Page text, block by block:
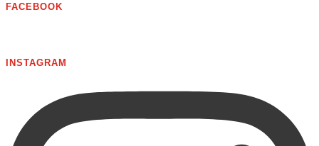
FACEBOOK
INSTAGRAM